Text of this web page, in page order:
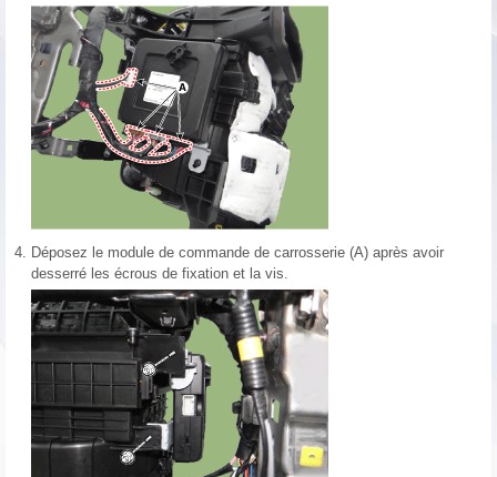
4. Déposez le module de commande de carrosserie (A) après avoir
desserré les écrous de fixation et la vis.